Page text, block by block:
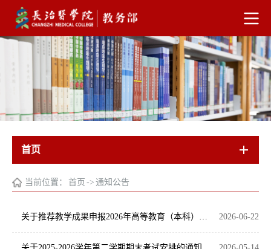
首页
当前位置： 首页 -> 通知公告
2026-06-22
关于推荐教学成果申报2026年高等教育（本科）国家教学成果奖的结果公示